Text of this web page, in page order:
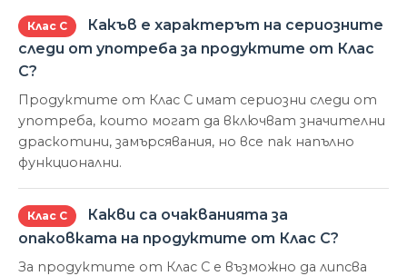
Клас С
Какъв е характерът на сериозните
следи от употреба за продуктите от Клас
С?
Продуктите от Клас С имат сериозни следи от
употреба, които могат да включват значителни
драскотини, замърсявания, но все пак напълно
функционални.
Клас С
Какви са очакванията за
опаковката на продуктите от Клас С?
За продуктите от Клас С е възможно да липсва